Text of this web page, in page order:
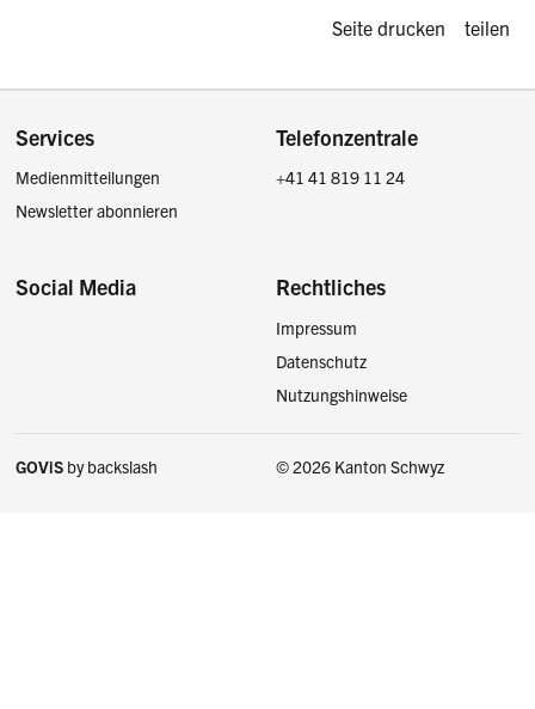
Diese Seite
Seite drucken teilen
Footer
Services
Medienmitteilungen
Newsletter abonnieren
Telefonzentrale
+41 41 819 11 24
Social Media Rechtliches
Impressum
Datenschutz
Nutzungshinweise
GOViS bybackslash © 2026 Kanton Schwyz